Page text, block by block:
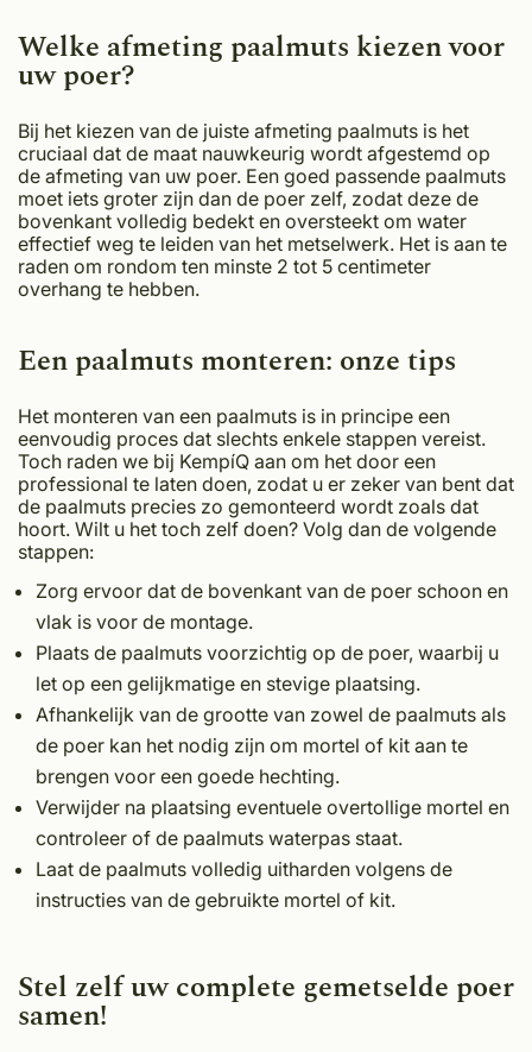
Welke afmeting paalmuts kiezen voor
uw poer?
Bij het kiezen van de juiste afmeting paalmuts is het
cruciaal dat de maat nauwkeurig wordt afgestemd op
de afmeting van uw poer. Een goed passende paalmuts
moet iets groter zijn dan de poer zelf, zodat deze de
bovenkant volledig bedekt en oversteekt om water
effectief weg te leiden van het metselwerk. Het is aan te
raden om rondom ten minste 2 tot 5 centimeter
overhang te hebben.
Een paalmuts monteren: onze tips
Het monteren van een paalmuts is in principe een
eenvoudig proces dat slechts enkele stappen vereist.
Toch raden we bij KempíQ aan om het door een
professional te laten doen, zodat u er zeker van bent dat
de paalmuts precies zo gemonteerd wordt zoals dat
hoort. Wilt u het toch zelf doen? Volg dan de volgende
stappen:
Zorg ervoor dat de bovenkant van de poer schoon en
vlak is voor de montage.
Plaats de paalmuts voorzichtig op de poer, waarbij u
let op een gelijkmatige en stevige plaatsing.
Afhankelijk van de grootte van zowel de paalmuts als
de poer kan het nodig zijn om mortel of kit aan te
brengen voor een goede hechting.
Verwijder na plaatsing eventuele overtollige mortel en
controleer of de paalmuts waterpas staat.
Laat de paalmuts volledig uitharden volgens de
instructies van de gebruikte mortel of kit.
Stel zelf uw complete gemetselde poer
samen!